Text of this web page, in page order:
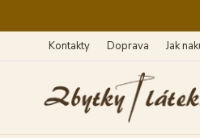
Kontakty Doprava Jak